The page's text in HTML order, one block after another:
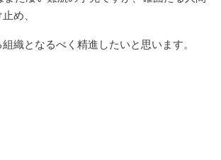
め、
織となるべく精進したいと思います。